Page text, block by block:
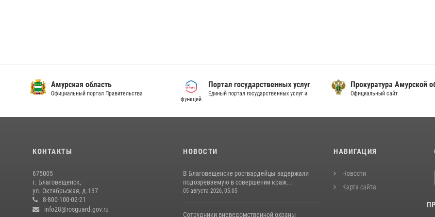
Амурская область
Официальный портал Правительства
Портал государственных услуг
Единый портал государственных услуг и
функций
Прокуратура Амурской
Официальный сайт
КОНТАКТЫ
675005
г. Благовещенск,
ул. Октябрьская, д.137
8-800-100-02-21
info28@rosguard.gov.ru
НОВОСТИ
В Благовещенске росгвардейцы задержали
подозреваемую в совершении краж...
05 августа 2026, 05:05
Сотрудники вневедомственной охраны
НАВИГАЦИЯ
Новости
Карта сайта